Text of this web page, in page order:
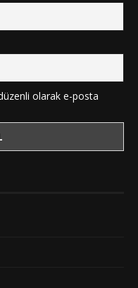
olarak e-posta